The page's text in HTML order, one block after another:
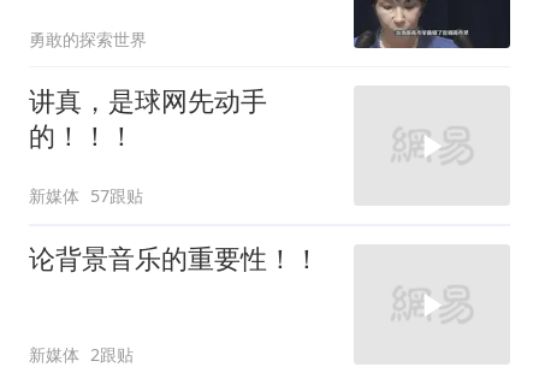
勇敢的探索世界
讲真，是球网先动手
的！！！
新媒体 57跟贴
论背景音乐的重要性！！
新媒体 2跟贴